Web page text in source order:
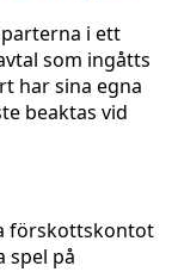
i ett
som ingåtts
har sina egna
beaktas vid
förskottskontot
spel på